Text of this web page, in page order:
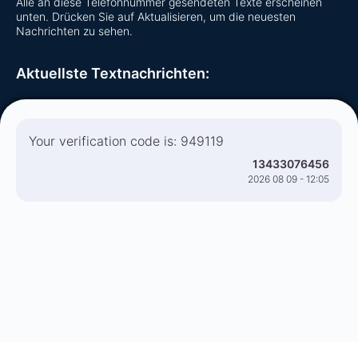
unten. Drücken Sie auf Aktualisieren, um die neuesten
Nachrichten zu sehen.
Aktuellste Textnachrichten:
Your verification code is: 949119
13433076456
2026 08 09 - 12:05